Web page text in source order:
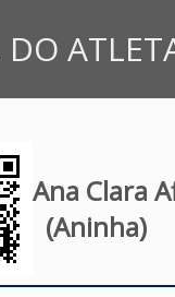
DO
Ana Clara
(Aninha)